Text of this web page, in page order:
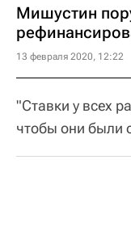
Мишустин
13 февраля 2020, 12:22
"Ставки у всех
чтобы они были